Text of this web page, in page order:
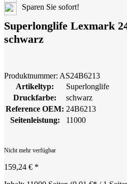
Sparen Sie sofort!
Superlonglife Lexmark
schwarz
Produktnummer: AS24B6213
Artikeltyp:
Superlonglife
Druckfarbe:
schwarz
Reference OEM: 24B6213
Seitenleistung:
11000
Nicht mehr verfügbar
159,24 € *